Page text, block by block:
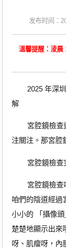
发布时间：
溫馨提醒：淩晨
2025 年深圳
解
宮腔鏡檢查這
注關注。那宮腔
宮腔鏡檢查
宮腔鏡檢查呀
咱們的陰道經過
小小的 「攝像
楚楚地顯示出來
呀、肌瘤呀，內